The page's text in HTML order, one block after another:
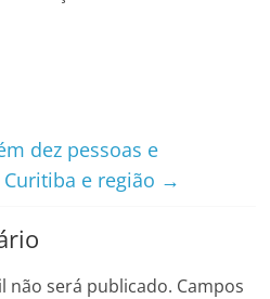
dez pessoas e
e região →
não será publicado. Campos